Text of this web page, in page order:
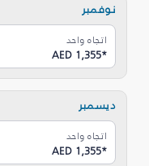
نوفمبر
اتجاه واحد
AED 1,355*
ديسمبر
اتجاه واحد
AED 1,355*